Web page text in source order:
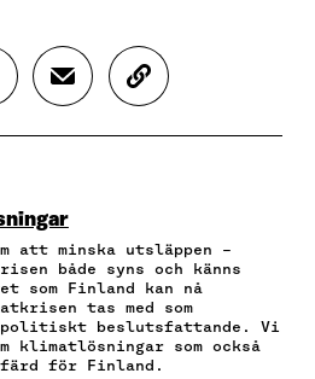
D
E
A
-
P
O
S
T
Ö
K
O
R
T
I
K
E
L
att minska utsläppen –
både syns och känns
som Finland kan nå
tas med som
beslutsfattande. Vi
klimatlösningar som också
för Finland.